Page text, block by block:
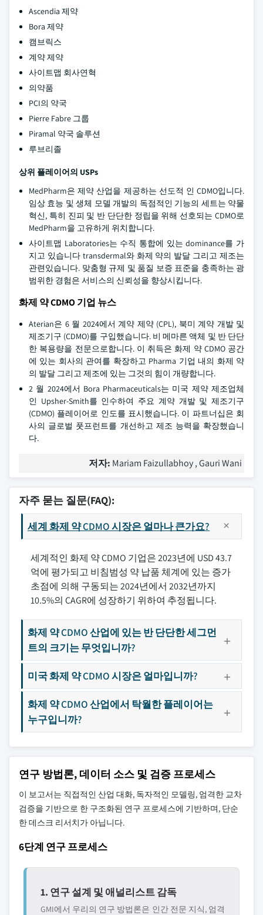
Ascendia 제약
Bora 제약
캠브릭스
계약 제약
사이트맵 회사연혁
의약품
PCI의 약국
Pierre Fabre 그룹
Piramal 약국 솔루션
루브리졸
상위 플레이어의 USPs
MedPharm은 제약 산업을 제공하는 선도적 인 CDMO입니다.
임상 효능 및 생체 모델 개발의 독점적인 기능의 세트는 약물
혁신, 특히 진피 및 반 단단한 정립을 위해 선호되는 CDMO로
MedPharm을 고유하게 위치합니다.
사이트맵 Laboratories는 수직 통합에 있는 dominance를 가
지고 있습니다 transdermal와 화제 약의 발달 그리고 제조는
관련있습니다. 맞춤형 규제 및 품질 보증 표준을 충족하는 광
범위한 경험은 서비스의 신뢰성을 향상시킵니다.
화제 약 CDMO 기업 뉴스
Aterian은 6 월 2024에서 계약 제약 (CPL), 북미 계약 개발 및
제조기구 (CDMO)를 구입했습니다. 비 메마른 액체 및 반 단단
한 복용량을 전문으로합니다. 이 취득은 화제 약 CDMO 공간
에 있는 회사의 관여를 확장하고 Pharma 기업 내의 화제 약
의 발달 그리고 제조에 있는 그것의 힘이 개량합니다.
2 월 2024에서 Bora Pharmaceuticals는 미국 제약 제조업체
인 Upsher-Smith를 인수하여 주요 계약 개발 및 제조기구
(CDMO) 플레이어로 인도를 표시했습니다. 이 파트너십은 회
사의 글로벌 풋프런트를 개선하고 제조 능력을 확장했습니
다.
저자: Mariam Faizullabhoy , Gauri Wani
자주 묻는 질문(FAQ):
세계 화제 약 CDMO 시장은 얼마나 큰가요?
세계적인 화제 약 CDMO 기업은 2023년에 USD 43.7
억에 평가되고 비침범성 약 납품 체계에 있는 증가
초점에 의해 구동되는 2024년에서 2032년까지
10.5%의 CAGR에 성장하기 위하여 추정됩니다.
화제 약 CDMO 산업에 있는 반 단단한 세그먼
트의 크기는 무엇입니까?
미국 화제 약 CDMO 시장은 얼마입니까?
화제 약 CDMO 산업에서 탁월한 플레이어는
누구입니까?
연구 방법론, 데이터 소스 및 검증 프로세스
이 보고서는 직접적인 산업 대화, 독자적인 모델링, 엄격한 교차
검증을 기반으로 한 구조화된 연구 프로세스에 기반하며, 단순
한 데스크 리서치가 아닙니다.
6단계 연구 프로세스
1. 연구 설계 및 애널리스트 감독
GMI에서 우리의 연구 방법론은 인간 전문 지식, 엄격